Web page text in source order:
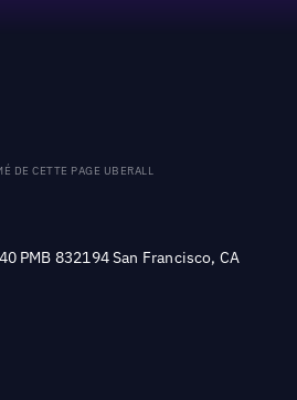
DE CETTE PAGE UBERALL
PMB 832194 San Francisco, CA